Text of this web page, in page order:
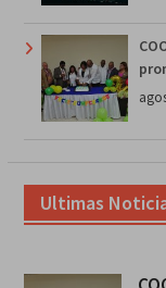
Ultimas